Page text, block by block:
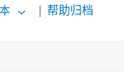
帮助归档